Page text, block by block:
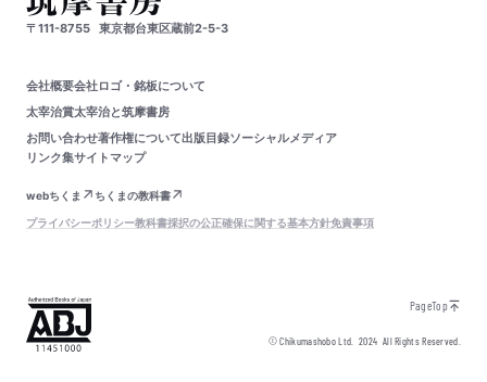
〒111-8755 東京都台東区蔵前2-5-3
会社概要会社ロゴ・銘板について
太宰治賞太宰治と筑摩書房
お問い合わせ著作権について出版目録ソーシャルメディア
リンク集サイトマップ
webちくま
ちくまの教科書
プライバシーポリシー教科書採択の公正確保に関する基本方針免責事項
PageTop
© Chikumashobo Ltd.2024 All Rights Reserved.